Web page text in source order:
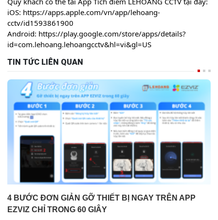
iOS: https://apps.apple.com/vn/app/lehoang-
cctv/id1593861900
Android:https://play.google.com/store/apps/details?
id=com.lehoang.lehoangcctv&hl=vi&gl=US
TIN TỨC LIÊN QUAN
4 BƯỚC ĐƠN GIẢN GỠ THIẾT BỊ NGAY TRÊN APP
EZVIZ CHỈ TRONG 60 GIÂY